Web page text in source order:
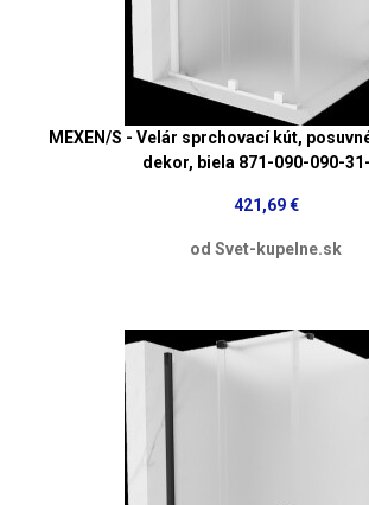
MEXEN/S - Velár sprchovací kút,
dekor, biela 871-090-090-
421,69 €
od Svet-kupelne.sk